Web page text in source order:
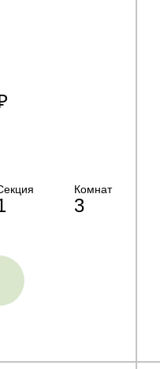
Комнат
3